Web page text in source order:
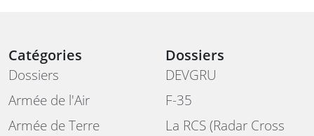
Catégories
Dossiers
Armée de l'Air
Armée de Terre
Dossiers
DEVGRU
F-35
La RCS (Radar Cross